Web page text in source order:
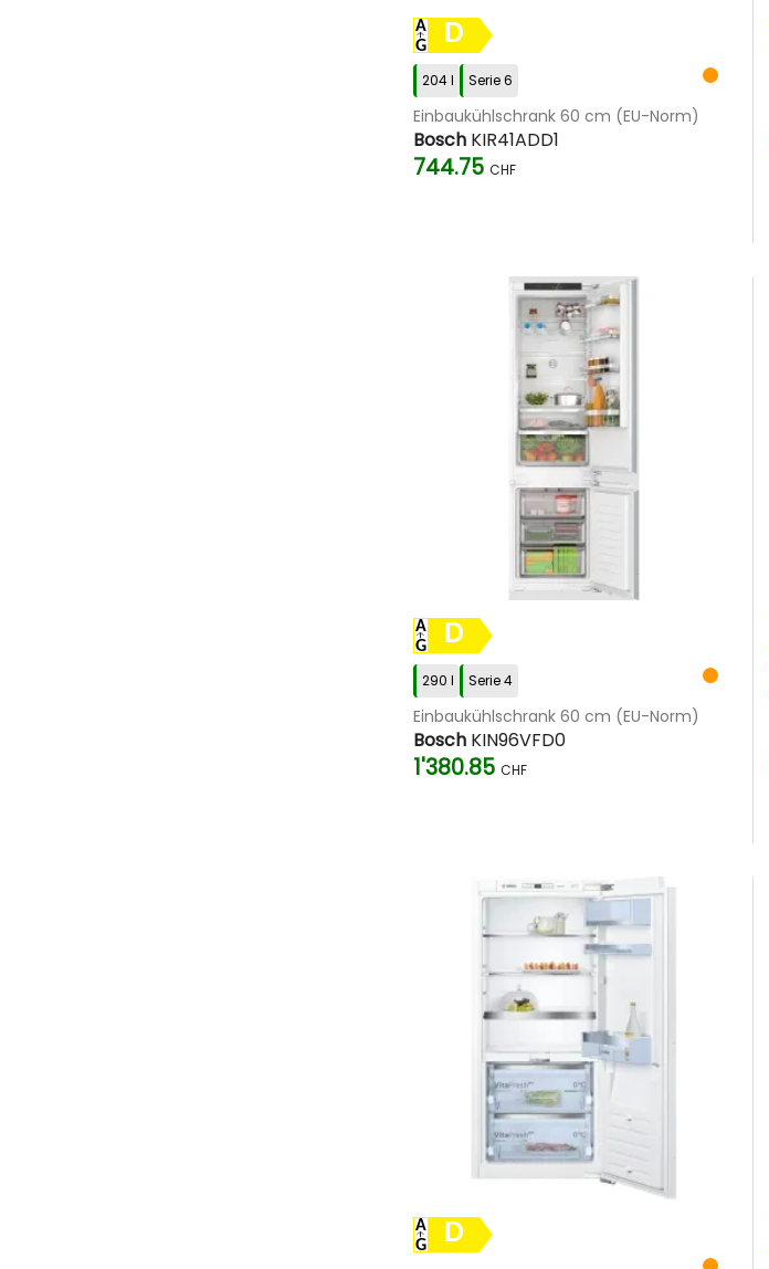
D
204 l Serie 6
Einbaukühlschrank 60 cm (EU-Norm)
BoschKIR41ADD1
744.75 CHF
D
290 l Serie 4
Einbaukühlschrank 60 cm (EU-Norm)
BoschKIN96VFD0
1'380.85 CHF
D